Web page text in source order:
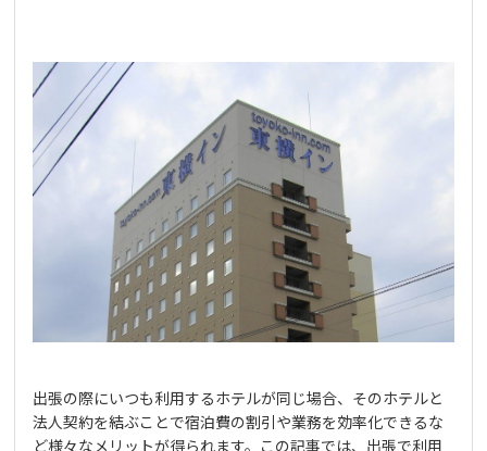
出張の際にいつも利用するホテルが同じ場合、そのホテルと
法人契約を結ぶことで宿泊費の割引や業務を効率化できるな
ど様々なメリットが得られます。この記事では、出張で利用